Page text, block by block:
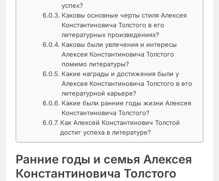
успех?
Каковы основные черты стиля Алексея
Константиновича Толстого в его
литературных произведениях?
Каковы были увлечения и интересы
Алексея Константиновича Толстого
помимо литературы?
Какие награды и достижения были у
Алексея Константиновича Толстого в его
литературной карьере?
Какие были ранние годы жизни Алексея
Константиновича Толстого?
Как Алексей Константинович Толстой
достиг успеха в литературе?
Ранние годы и семья Алексея
Константиновича Толстого